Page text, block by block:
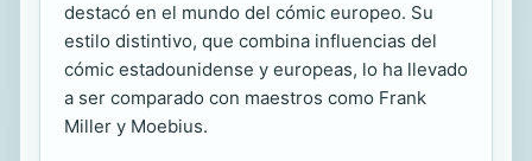
destacó en el mundo del cómic europeo. Su
estilo distintivo, que combina influencias del
cómic estadounidense y europeas, lo ha llevado
a ser comparado con maestros como Frank
Miller y Moebius.